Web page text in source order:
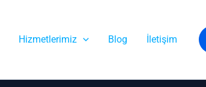
Hizmetlerimiz Blog İletişim